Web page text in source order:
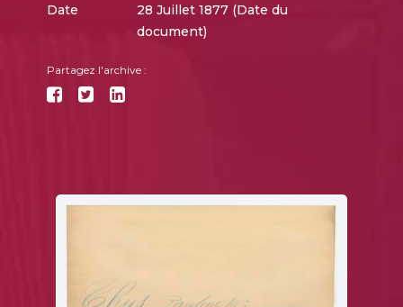
Date
28 Juillet 1877 (Date du
document)
Partagez l'archive :